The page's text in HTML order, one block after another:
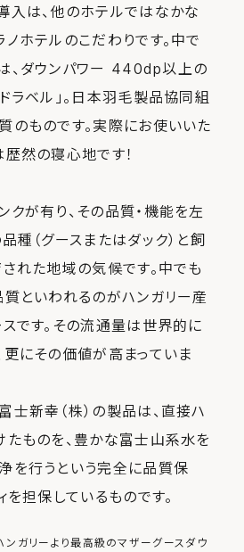
入は、他のホテルではなかな
ホテルのこだわりです。中で
、ダウンパワー 440dp以上の
ラベル」。日本羽毛製品協同組
のものです。実際にお使いいた
然の寝心地です！
が有り、その品質・機能を左
種（グースまたはダック）と飼
れた地域の気候です。中でも
質といわれるのがハンガリー産
です。その流通量は世界的に
更にその価値が高まっていま
新幸（株）の製品は、直接ハ
たものを、豊かな富士山系水を
を行うという完全に品質保
を担保しているものです。
ンガリーより最高級のマザーグースダウ